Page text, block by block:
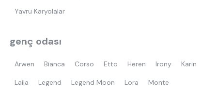
Yavru Karyolalar
genç odası
Arwen Bianca Corso Etto Heren Irony Karin
Laila Legend Legend Moon Lora Monte